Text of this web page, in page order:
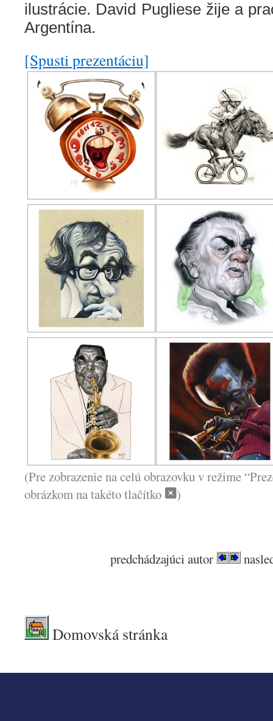
ilustrácie. David Pugliese žije a
Argentína.
[Spusti prezentáciu]
(Pre zobrazenie na celú obrazovku v režime
obrázkom na takéto tlačítko
)
predchádzajúci autor
Domovská stránka